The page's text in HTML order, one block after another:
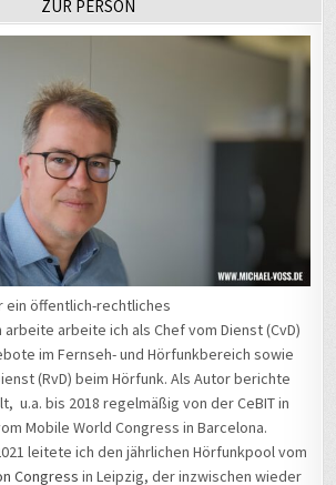
ZUR PERSON
ein öffentlich-rechtliches
arbeite ich als Chef vom Dienst (CvD)
im Fernseh- und Hörfunkbereich sowie
(RvD) beim Hörfunk. Als Autor berichte
u.a. bis 2018 regelmäßig von der CeBIT in
Mobile World Congress in Barcelona.
leitete ich den jährlichen Hörfunkpool vom
Congress in Leipzig, der inzwischen wieder